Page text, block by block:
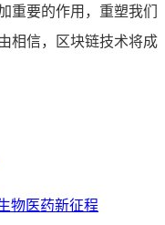
重要的作用，重塑我们
相信，区块链技术将成
物医药新征程